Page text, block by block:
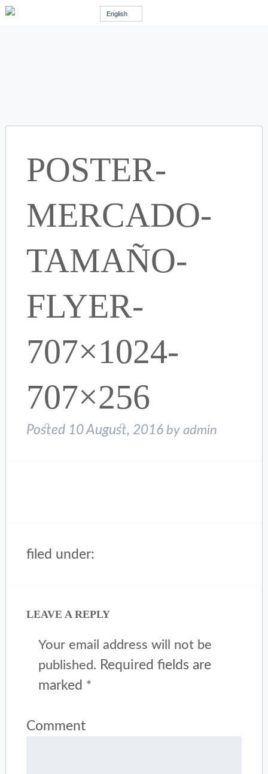
English
POSTER-
MERCADO-
TAMAÑO-
FLYER-
707×1024-
707×256
Posted 10 August, 2016 by admin
filed under:
LEAVE A REPLY
Your email address will not be
published. Required fields are
marked *
Comment